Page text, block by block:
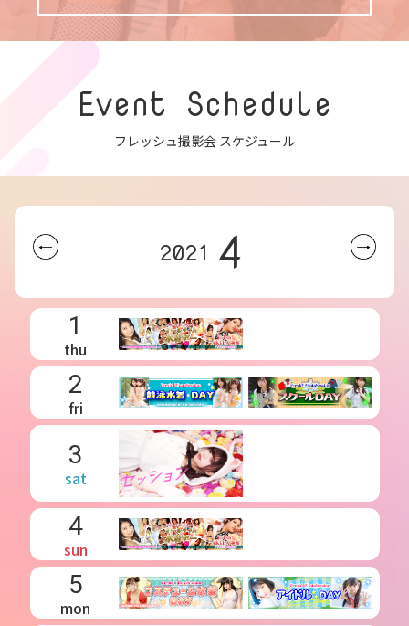
Event Schedule
フレッシュ撮影会 スケジュール
2021 4
1
thu
2
fri
3
sat
4
sun
5
mon